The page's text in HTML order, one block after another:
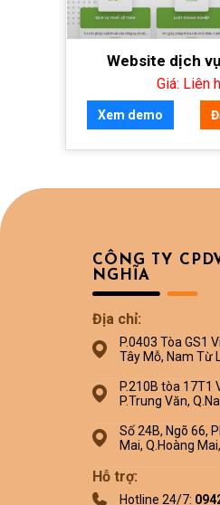
Website dịch
Giá: Liên
Xem demo
CÔNG TY
NGHĨA
Địa chỉ:
P.0403 Tòa GS1
Tây Mỗ, Nam Từ
P.210B tòa 17T1
P.Trung Văn,
Số 24B, Ngõ 66,
Mai, Q.Hoàng
Hỗ trợ:
Hotline 24/7: